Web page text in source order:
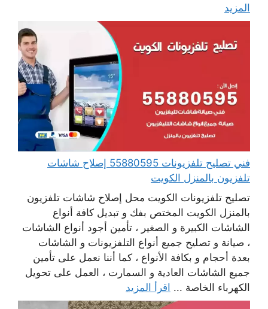
المزيد
فني تصليح تلفزيونات 55880595 إصلاح شاشات
تلفزيون بالمنزل الكويت
تصليح تلفزيونات الكويت محل إصلاح شاشات تلفزيون
بالمنزل الكويت المختص بفك و تبديل كافة أنواع
الشاشات الكبيرة و الصغير ، تأمين أجود أنواع الشاشات
، صيانة و تصليح جميع أنواع التلفزيونات و الشاشات
بعدة أحجام و بكافة الأنواع ، كما أننا نعمل على تأمين
جميع الشاشات العادية و السمارت ، العمل على تحويل
الكهرباء الخاصة ... اقرأ المزيد